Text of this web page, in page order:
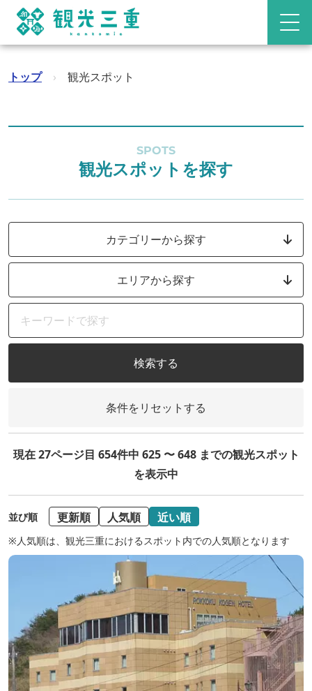
トップ › 観光スポット
SPOTS
観光スポットを探す
カテゴリーから探す
エリアから探す
検索する
条件をリセットする
現在 27ページ目 654件中 625 〜 648 までの観光スポット
を表示中
並び順 更新順 人気順 近い順
※人気順は、観光三重におけるスポット内での人気順となります